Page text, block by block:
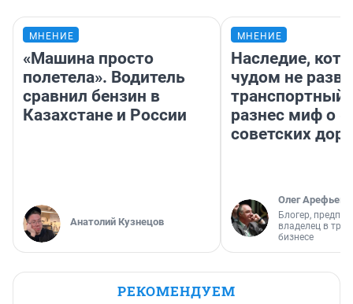
МНЕНИЕ
«Машина просто
полетела». Водитель
сравнил бензин в
Казахстане и России
Анатолий Кузнецов
МНЕНИЕ
Наследие,
чудом не
транспортный
разнес миф о
советских
Олег Арефьев
Блогер,
владелец в
бизнесе
РЕКОМЕНДУЕМ